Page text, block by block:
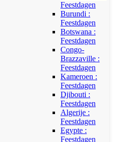
Feestdagen
Burundi :
Feestdagen
Botswana :
Feestdagen
Congo-
Brazzaville :
Feestdagen
Kameroen :
Feestdagen
Djibouti :
Feestdagen
Algerije :
Feestdagen
Egypte :
Feestdagen